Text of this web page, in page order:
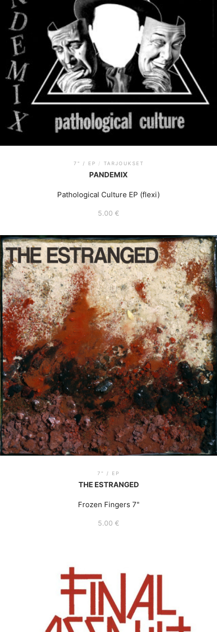
7" / EP / TARJOUKSET
PANDEMIX
Pathological Culture EP (flexi)
5.00 €
7" / EP
THE ESTRANGED
Frozen Fingers 7"
5.00 €